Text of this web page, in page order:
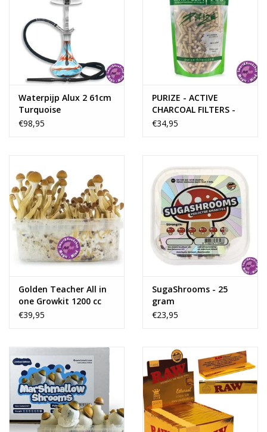
Waterpijp Alux 2 61cm
Turquoise
€98,95
PURIZE - ACTIVE
CHARCOAL FILTERS -
XTRA SLIM -ORGANIC-
€34,95
Golden Teacher All in
one Growkit 1200 cc
€39,95
SugaShrooms - 25
gram
€23,95